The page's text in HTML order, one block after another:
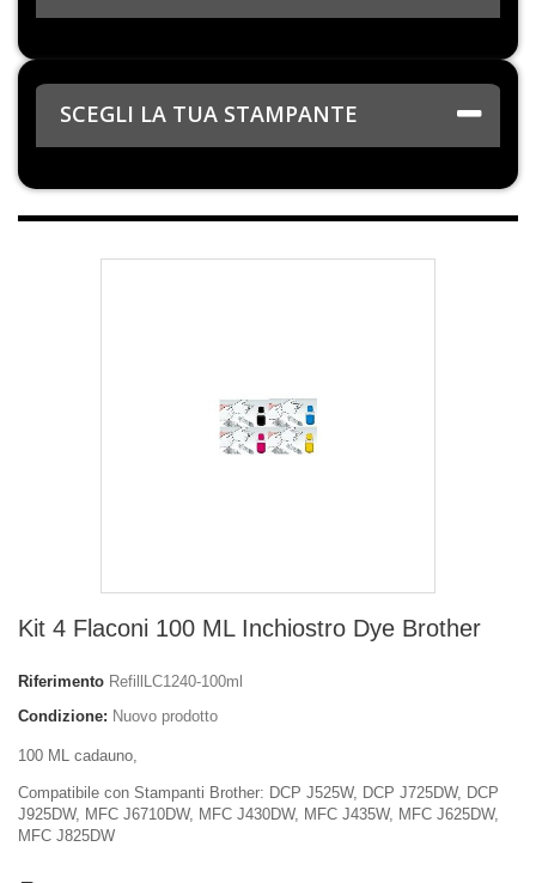
SCEGLI LA TUA STAMPANTE
Kit 4 Flaconi 100 ML Inchiostro Dye Brother
Riferimento RefillLC1240-100ml
Condizione: Nuovo prodotto
100 ML cadauno,
Compatibile con Stampanti Brother: DCP J525W, DCP J725DW, DCP
J925DW, MFC J6710DW, MFC J430DW, MFC J435W, MFC J625DW,
MFC J825DW